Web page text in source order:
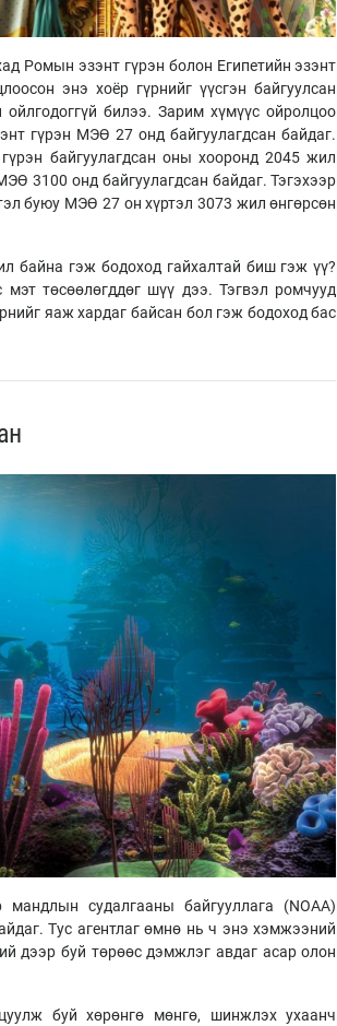
Ромын эзэнт гүрэн болон Египетийн эзэнт
энэ хоёр гүрнийг үүсгэн байгуулсан
билээ. Зарим хүмүүс ойролцоо
гүрэн МЭӨ 27 онд байгуулагдсан байдаг.
байгуулагдсан оны хооронд 2045 жил
3100 онд байгуулагдсан байдаг. Тэгэхээр
буюу МЭӨ 27 он хүртэл 3073 жил өнгөрсөн
байна гэж бодоход гайхалтай биш гэж үү?
төсөөлөгддөг шүү дээ. Тэгвэл ромчууд
яаж хардаг байсан бол гэж бодоход бас
судалгааны байгууллага (NOAA)
Тус агентлаг өмнө нь ч энэ хэмжээний
дээр буй төрөөс дэмжлэг авдаг асар олон
буй хөрөнгө мөнгө, шинжлэх ухаанч